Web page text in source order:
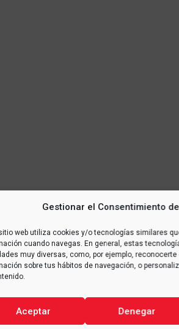
Gestionar el Consentimiento
web utiliza cookies y/o tecnologías similares
cuando navegas. En general, estas
muy diversas, como, por ejemplo,
sobre tus hábitos de navegación, o
Aceptar Denegar